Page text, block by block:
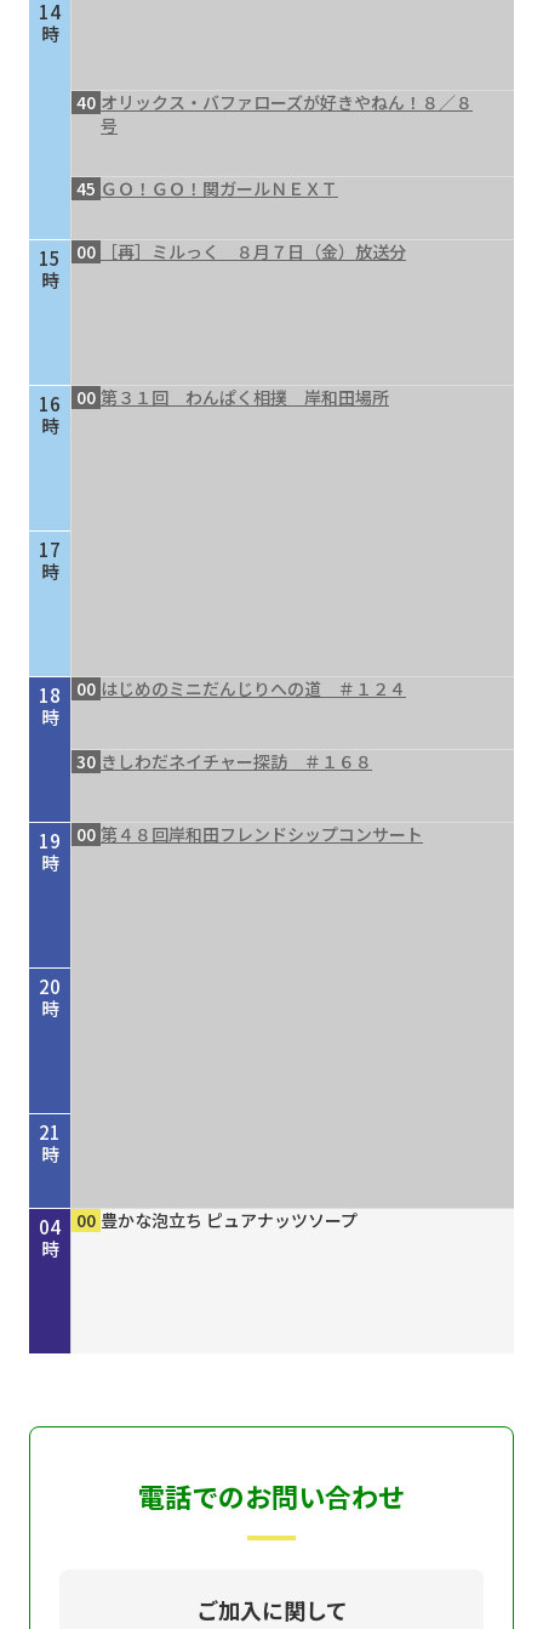
14
時
15
時
16
時
17
時
18
時
19
時
20
時
21
時
22
時
23
時
00
時
01
時
02
時
03
時
04
時
40 オリックス・バファローズが好きやねん！８／８
号
45 ＧＯ！ＧＯ！関ガールＮＥＸＴ
00 ［再］ミルっく ８月７日（金）放送分
00 第３１回 わんぱく相撲 岸和田場所
00 はじめのミニだんじりへの道 ＃１２４
30 きしわだネイチャー探訪 ＃１６８
00 第４８回岸和田フレンドシップコンサート
45 歴史街道 ＃４４８ 丹波と京を結んだ“川の街
00 考えよう「平和」２０２６ “最後の１人を殺すま
50 しまねＦｕｔｕｒｅ２０３０
00 ［再］ミルっく ８月７日（金）放送分
00 ホトケ女史のぶらりまいり 「郡山八幡神社」編
15 歴史街道 ＃４４８ 丹波と京を結んだ“川の街
30 Ｄａｙ Ｔｒｉｐｐｅｒ ＃７９
45 ＧＯ！ＧＯ！関ガールＮＥＸＴ
00 MAHARA MODERN エスニックファッション
00 豊かな泡立ち ピュアナッツソープ
00 豊かな泡立ち ピュアナッツソープ
00 豊かな泡立ち ピュアナッツソープ
電話でのお問い合わせ
ご加入に関して